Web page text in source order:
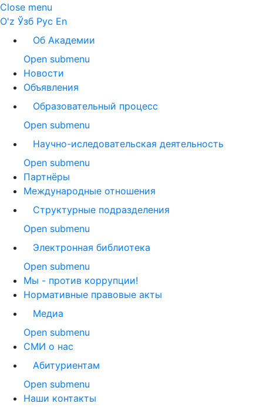
Close menu
O'z Ўзб Рус En
Об Академии
Open submenu
Новости
Объявления
Образовательный процесс
Open submenu
Научно-иследовательская деятельность
Open submenu
Партнёры
Международные отношения
Структурные подразделения
Open submenu
Электронная библиотека
Open submenu
Мы - против коррупции!
Нормативные правовые акты
Медиа
Open submenu
СМИ о нас
Абитуриентам
Open submenu
Наши контакты